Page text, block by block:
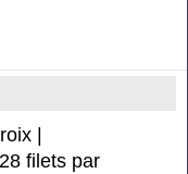
|
filets par